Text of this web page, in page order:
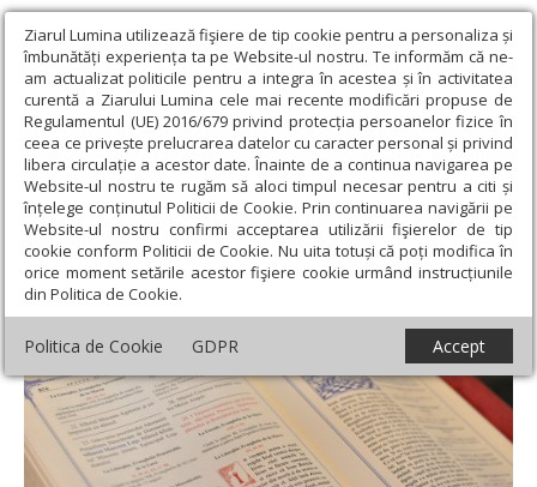
Ziarul Lumina utilizează fişiere de tip cookie pentru a personaliza și
îmbunătăți experiența ta pe Website-ul nostru. Te informăm că ne-
am actualizat politicile pentru a integra în acestea și în activitatea
curentă a Ziarului Lumina cele mai recente modificări propuse de
Regulamentul (UE) 2016/679 privind protecția persoanelor fizice în
ceea ce privește prelucrarea datelor cu caracter personal și privind
libera circulație a acestor date. Înainte de a continua navigarea pe
Website-ul nostru te rugăm să aloci timpul necesar pentru a citi și
înțelege conținutul Politicii de Cookie. Prin continuarea navigării pe
Website-ul nostru confirmi acceptarea utilizării fişierelor de tip
cookie conform Politicii de Cookie. Nu uita totuși că poți modifica în
orice moment setările acestor fişiere cookie urmând instrucțiunile
din Politica de Cookie.
Politica de Cookie GDPR Accept
Ziarul Lumina › 11 aprilie 2025 - Articole asociate
11 aprilie 2025 - Articole asociate